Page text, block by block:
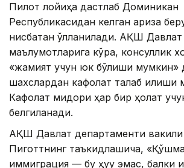
Пилот лойиҳа дастлаб Доминикан
Республикасидан келган ариза
нисбатан қўлланилади. АҚШ
маълумотларига кўра, консуллик
«жамият учун юк бўлиши мумкин»
шахслардан кафолат талаб қилиши
Кафолат миқдори ҳар бир ҳолат
белгиланади.
АҚШ Давлат департаменти
Пиготтнинг таъкидлашича,
иммиграция — бу ҳуқуқ эмас, балки